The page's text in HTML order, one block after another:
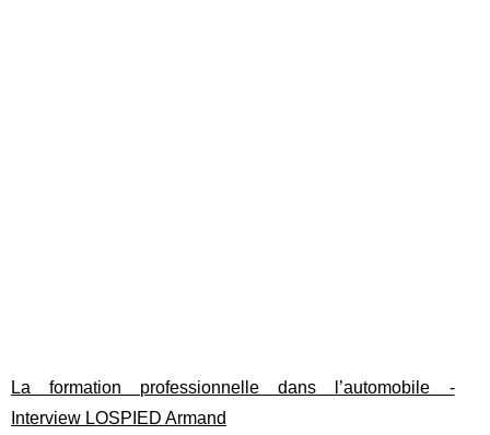
La formation professionnelle dans l’automobile -
Interview LOSPIED Armand